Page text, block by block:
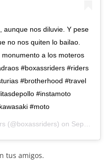
aunque nos diluvie. Y pese
no nos quiten lo bailao.
a los moteros
#boxassriders #riders
#brotherhood #travel
#instamoto
#moto
(@boxassriders) on Sep 5, 2018 at 12:55pm PDT
tus amigos.